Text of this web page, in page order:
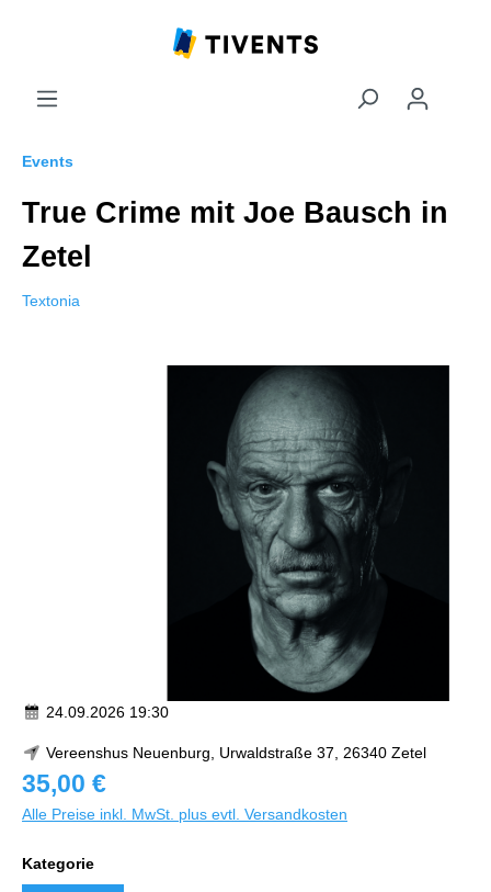
Events
True Crime mit Joe Bausch in
Zetel
Textonia
24.09.2026 19:30
Vereenshus Neuenburg, Urwaldstraße 37, 26340 Zetel
35,00 €
Alle Preise inkl. MwSt. plus evtl. Versandkosten
Kategorie